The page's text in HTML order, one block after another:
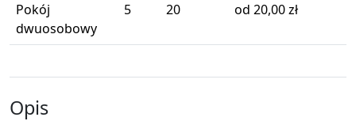
Pokój
dwuosobowy
5 20 od 20,00 zł
Opis